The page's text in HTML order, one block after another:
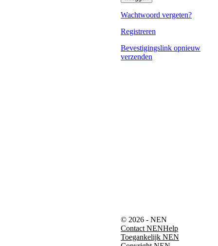
Wachtwoord vergeten?
Registreren
Bevestigingslink opnieuw
verzenden
© 2026 - NEN
Contact NENHelp
Toegankelijk NEN